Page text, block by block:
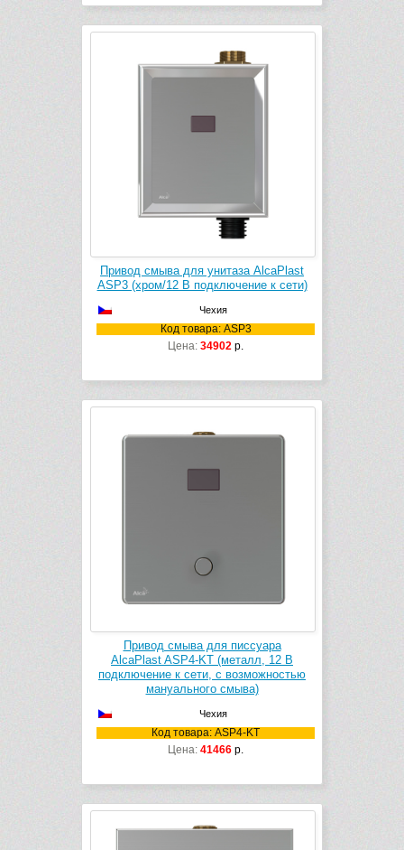
Привод смыва для унитаза AlcaPlast
ASP3 (хром/12 B подключение к сети)
Чехия
Код товара: ASP3
Цена: 34902 р.
Привод смыва для писсуара
AlcaPlast ASP4-KT (металл, 12 B
подключение к сети, с возможностью
мануального смыва)
Чехия
Код товара: ASP4-KT
Цена: 41466 р.